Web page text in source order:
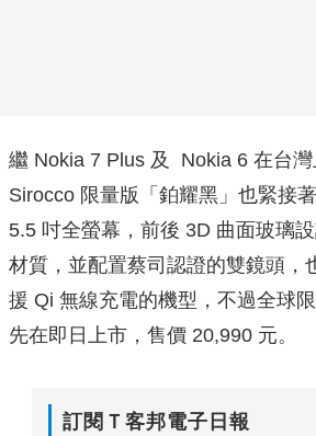
繼 Nokia 7 Plus 及 Nokia 6 在台
Sirocco 限量版「鉑耀黑」也緊接
5.5 吋全螢幕，前後 3D 曲面玻璃
材質，並配置蔡司認證的雙鏡頭，
援 Qi 無線充電的機型，不過全球
先在即日上市，售價 20,990 元。
訂閱Ｔ客邦電子日報